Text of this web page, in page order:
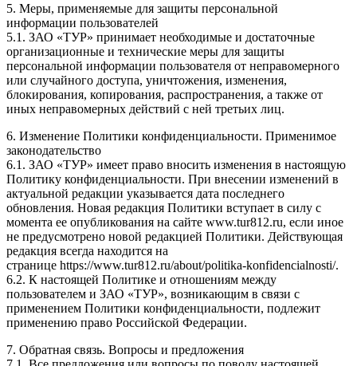
5. Меры, применяемые для защиты персональной
информации пользователей
5.1. ЗАО «ТУР» принимает необходимые и достаточные
организационные и технические меры для защиты
персональной информации пользователя от неправомерного
или случайного доступа, уничтожения, изменения,
блокирования, копирования, распространения, а также от
иных неправомерных действий с ней третьих лиц.
6. Изменение Политики конфиденциальности. Применимое
законодательство
6.1. ЗАО «ТУР» имеет право вносить изменения в настоящую
Политику конфиденциальности. При внесении изменений в
актуальной редакции указывается дата последнего
обновления. Новая редакция Политики вступает в силу с
момента ее опубликования на сайте www.tur812.ru, если иное
не предусмотрено новой редакцией Политики. Действующая
редакция всегда находится на
странице https://www.tur812.ru/about/politika-konfidencialnosti/.
6.2. К настоящей Политике и отношениям между
пользователем и ЗАО «ТУР», возникающим в связи с
применением Политики конфиденциальности, подлежит
применению право Российской Федерации.
7. Обратная связь. Вопросы и предложения